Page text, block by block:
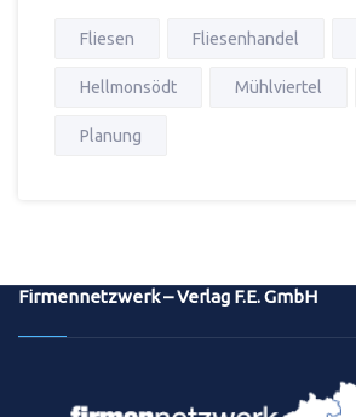
Fliesen Fliesenhandel
Hellmonsödt Mühlviertel
Planung
Firmennetzwerk – Verlag F.E. GmbH